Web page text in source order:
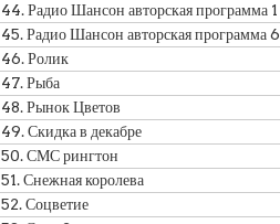
44.Радио Шансон авторская программа 1
45.Радио Шансон авторская программа 6
46.Ролик
47.Рыба
48.Рынок Цветов
49.Скидка в декабре
50.СМС рингтон
51.Снежная королева
52.Соцветие